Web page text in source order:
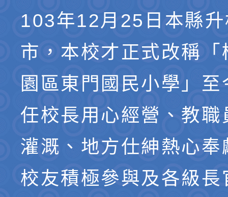
103年12月25日本縣
市，本校才正式改稱「
園區東門國民小學」
任校長用心經營、教職
灌溉、地方仕紳熱心奉
校友積極參與及各級長